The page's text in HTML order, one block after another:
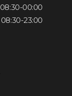
08:30-00:00
08:30-23:00